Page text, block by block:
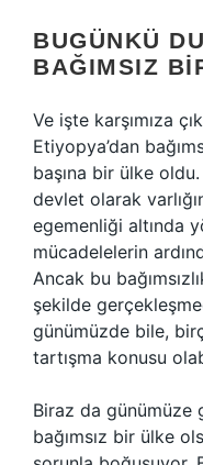
BUGÜNKÜ
BAĞIMSIZ
Ve işte karşımıza
Etiyopya’dan
başına bir ülke
devlet olarak
egemenliği altında
mücadelelerin
Ancak bu
şekilde
günümüzde bile,
tartışma konusu
Biraz da günümüze
bağımsız bir ülke